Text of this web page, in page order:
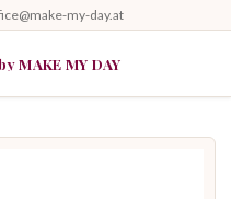
my-day.at
MAKE MY DAY